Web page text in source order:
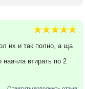
их и так полно, а ща
втирать по 2